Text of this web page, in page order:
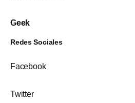
Geek
Redes Sociales
Facebook
Twitter